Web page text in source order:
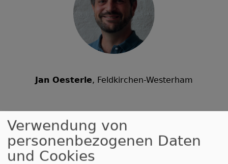
Jan Oesterle, Feldkirchen-Westerham
Verwendung von
personenbezogenen Daten
und Cookies